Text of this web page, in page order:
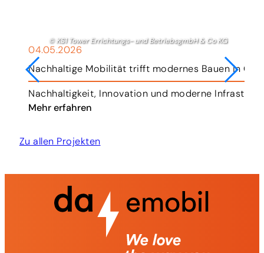
© KS1 Tower Errichtungs- und BetriebsgmbH & Co KG
04.05.2026
Nachhaltige Mobilität trifft modernes Bauen in
Nachhaltigkeit, Innovation und moderne
Mehr erfahren
Zu allen Projekten